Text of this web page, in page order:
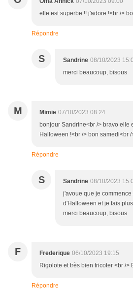
elle est superbe !! j'adore !<br />
Répondre
S Sandrine 08/10/2023
merci beaucoup, bisous
M Mimie 07/10/2023 08:24
bonjour Sandrine<br /> bravo elle
Halloween !<br /> bon samedi<br
Répondre
S Sandrine 08/10/2023
j'avoue que je
d'Halloween et je fais
merci beaucoup, bisous
F Frederique 06/10/2023 19:15
Rigolote et très bien tricoter <br />
Répondre